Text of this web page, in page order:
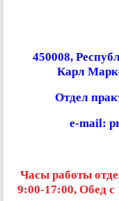
450008,
Карл
Отдел
e-mail:
Часы работы
9:00-17:00, Обед с